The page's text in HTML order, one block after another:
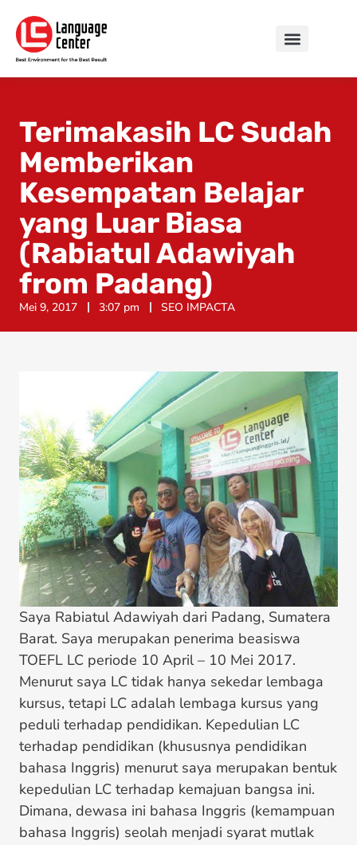
Terimakasih LC Sudah
Memberikan
Kesempatan Belajar
yang Luar Biasa
(Rabiatul Adawiyah
from Padang)
Mei 9, 2017 3:07 pm SEO IMPACTA
Saya Rabiatul Adawiyah dari Padang, Sumatera
Barat. Saya merupakan penerima beasiswa
TOEFL LC periode 10 April – 10 Mei 2017.
Menurut saya LC tidak hanya sekedar lembaga
kursus, tetapi LC adalah lembaga kursus yang
peduli terhadap pendidikan. Kepedulian LC
terhadap pendidikan (khususnya pendidikan
bahasa Inggris) menurut saya merupakan bentuk
kepedulian LC terhadap kemajuan bangsa ini.
Dimana, dewasa ini bahasa Inggris (kemampuan
bahasa Inggris) seolah menjadi syarat mutlak